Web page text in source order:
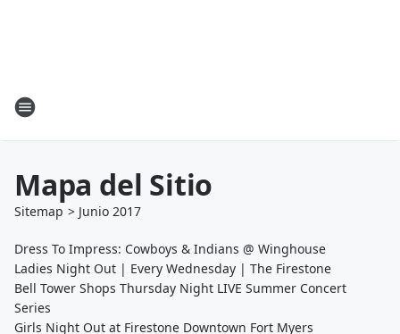
Mapa del Sitio
Sitemap > Junio 2017
Dress To Impress: Cowboys & Indians @ Winghouse
Ladies Night Out | Every Wednesday | The Firestone
Bell Tower Shops Thursday Night LIVE Summer Concert
Series
Girls Night Out at Firestone Downtown Fort Myers